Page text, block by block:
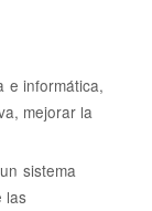
e informática,
mejorar la
sistema
las